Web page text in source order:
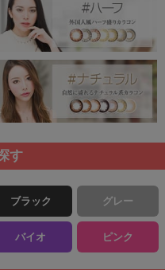
す
ブラック グレー
バイオ ピンク